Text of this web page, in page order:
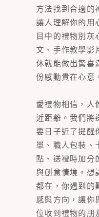
方法找到合適的
讓人理解你的用
目中的禮物別灰
文、手作教學影
休就能做出驚喜
份感動貴在心意
愛禮物相信，人
近距離。我們將
要日子近了提醒
單、職人包裝、
點、送禮時加分
與創意情境。想
都在，你遇到的
感與方向，讓你
位收到禮物的朋